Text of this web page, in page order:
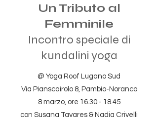
Un Tributo al
Femminile
Incontro speciale di
kundalini yoga
@ Yoga Roof Lugano Sud
Via Pianscairolo 8, Pambio-Noranco
8 marzo, ore 16.30 - 18.45
con Susana Tavares & Nadia Crivelli